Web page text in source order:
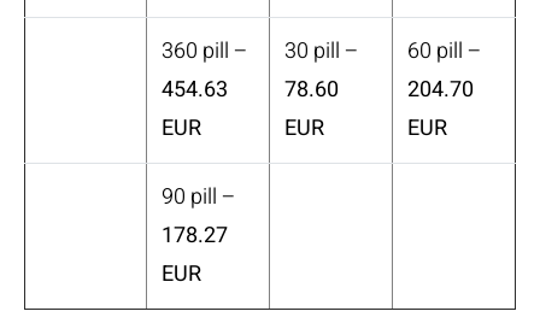
360 pill –
454.63
EUR
30 pill –
78.60
EUR
60 pill –
204.70
EUR
90 pill –
178.27
EUR